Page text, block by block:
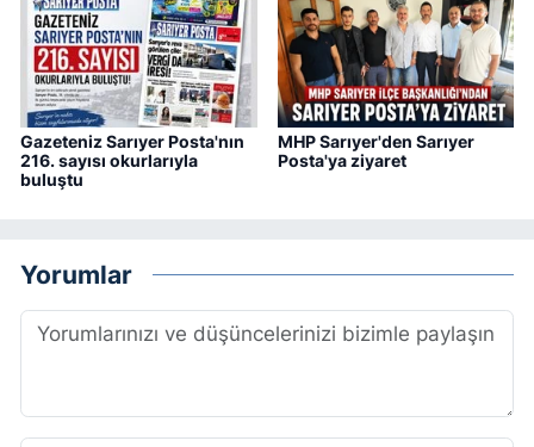
Gazeteniz Sarıyer Posta'nın
216. sayısı okurlarıyla
buluştu
MHP Sarıyer'den Sarıyer
Posta'ya ziyaret
Yorumlar